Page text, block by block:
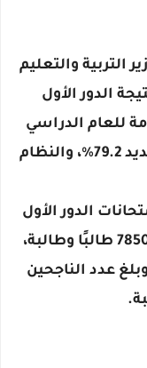
التربية والتعليم
الدور الأول
للعام الدراسي
2024/ 2025 بنسبة نجاح النظام الجديد 79.2%، والنظام
الدور الأول
بالنظام الجديد والنظام القديم 785099 طالبًا وطالبة،
وبلغ عدد الناجحين